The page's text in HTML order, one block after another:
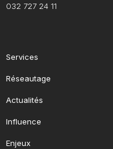
032 727 24 11
Services
Réseautage
Actualités
Influence
Enjeux